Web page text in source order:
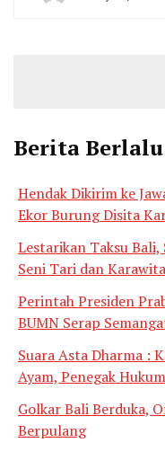
Berita Berlalu
Hendak Dikirim ke
Ekor Burung Disita
Lestarikan Taksu Bali,
Seni Tari dan
Perintah Presiden
BUMN Serap
Suara Asta Dharma :
Ayam, Penegak
Golkar Bali Berduka,
Berpulang